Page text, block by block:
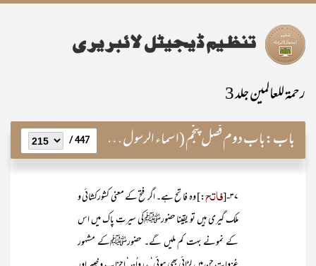
رحمۃ للعالمین جلد 3
باب:باب دوم فصل پنجم (اسماء الرسولﷺ) 447 /
۳۷-[ فاتح:] وہ فاتح ہے۔ اگر فتح کے معنی کشورکشائی و
ملک گیری ہیں تو یقینا حضورﷺکی سیرتِ پاک میں اس
کے نمونے بہت کم ملیں گے۔ حضورﷺکے مشہور